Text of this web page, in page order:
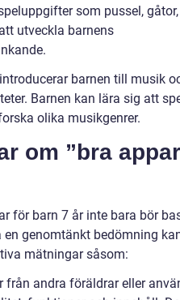
som pussel, gåtor,
utveckla barnens
barnen till musik
Barnen kan lära sig att
olika musikgenrer.
om ”bra
för barn 7 år inte bara bör
genomtänkt bedömning
mätningar såsom:
från andra föräldrar eller